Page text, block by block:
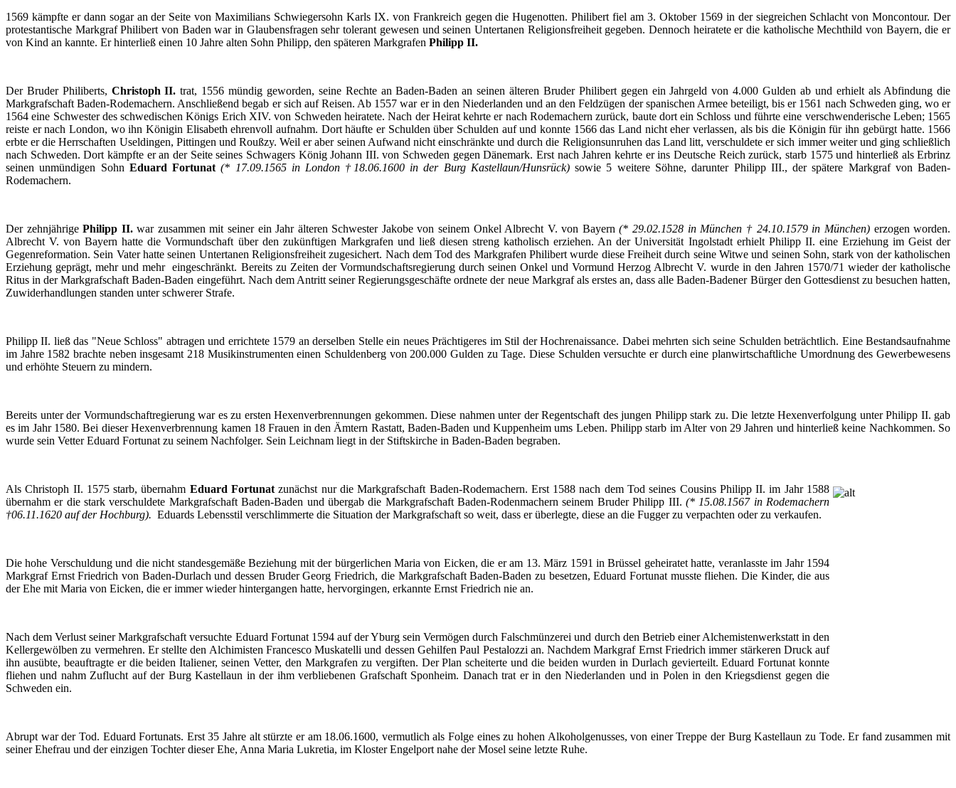
1569 kämpfte er dann sogarander Seite vonMaximilians Schwiegersohn KarlsIX. von Frankreich gegen dieHugenotten.Philibert fiel am 3. Oktober1569 in der siegreichen Schlacht vonMoncontour.Der
protestantische Markgraf Philibert von Baden war in Glaubensfragen sehrtolerant gewesen undseinen Untertanen Religionsfreiheit gegeben. Dennoch heiratete erdie katholische Mechthild von Bayern, dieer
von Kind an kannte. Er hinterließ einen 10 Jahre alten Sohn Philipp, den späteren Markgrafen Philipp II.
Der Bruder Philiberts, Christoph II. trat, 1556mündig geworden, seine Rechtean Baden-Baden anseinen älteren Bruder Philibert gegen ein Jahrgeld von 4.000Gulden abund erhielt als Abfindung die
Markgrafschaft Baden-Rodemachern. Anschließend begab er sich auf Reisen. Ab 1557 war erin den Niederlanden und an denFeldzügen der spanischen Armee beteiligt,bis er1561 nach Schweden ging,wo er
1564eine Schwesterdesschwedischen Königs Erich XIV. von Schweden heiratete.Nach der Heirat kehrte er nach Rodemachern zurück, baute dort ein Schloss undführte eine verschwenderische Leben; 1565
reiste er nach London, wo ihn Königin Elisabethehrenvoll aufnahm. Dort häufte er Schulden über Schulden aufundkonnte 1566das Land nicht eher verlassen, als bis die Königin für ihn gebürgt hatte. 1566
erbte erdieHerrschaften Useldingen, Pittingen und Roußzy. Weiler aber seinen Aufwand nicht einschränkteunddurch die Religionsunruhen dasLand litt,verschuldete er sich immer weiterund ging schließlich
nach Schweden.Dort kämpfte eran der Seiteseines Schwagers KönigJohann III. von Schweden gegen Dänemark. Erst nach Jahren kehrte erins Deutsche Reichzurück, starb1575 und hinterließ als Erbrinz
seinen unmündigen Sohn Eduard Fortunat (* 17.09.1565 in London †18.06.1600 inderBurg Kastellaun/Hunsrück)sowie 5 weitere Söhne,darunterPhilipp III.,der spätere MarkgrafvonBaden-
Rodemachern.
Der zehnjährige Philipp II.war zusammen mit seiner ein Jahr älteren Schwester Jakobevonseinem Onkel Albrecht V. von Bayern (* 29.02.1528 in München † 24.10.1579 in München) erzogen worden.
Albrecht V. vonBayern hatte dieVormundschaft überden zukünftigen Markgrafen und ließ diesen streng katholisch erziehen. Ander Universität Ingolstadt erhieltPhilipp II. eine Erziehung im Geist der
Gegenreformation. Sein Vater hatte seinen Untertanen Religionsfreiheit zugesichert. Nach demTod des Markgrafen Philibert wurde diese Freiheit durch seine Witweund seinen Sohn, stark von der katholischen
Erziehung geprägt,mehrundmehr eingeschränkt. Bereits zu Zeiten der Vormundschaftsregierung durch seinen Onkel undVormund Herzog Albrecht V. wurdein den Jahren 1570/71 wieder der katholische
Ritus inder Markgrafschaft Baden-Baden eingeführt. Nach dem AntrittseinerRegierungsgeschäfte ordnete der neue Markgraf als erstesan,dass alle Baden-Badener Bürgerden Gottesdienst zu besuchen hatten,
Zuwiderhandlungen standen unter schwererStrafe.
Philipp II. ließ das "Neue Schloss" abtragen und errichtete1579 anderselben Stelle ein neues Prächtigeres im Stil der Hochrenaissance. Dabei mehrten sich seine Schulden beträchtlich. Eine Bestandsaufnahme
im Jahre1582brachte neben insgesamt 218 Musikinstrumenten einen Schuldenberg von 200.000Gulden zu Tage.Diese Schulden versuchte er durch eine planwirtschaftliche UmordnungdesGewerbewesens
und erhöhte Steuern zu mindern.
Bereits unter der Vormundschaftregierungwar es zu ersten Hexenverbrennungen gekommen. Diese nahmen unter der Regentschaft des jungen Philipp stark zu. Die letzte Hexenverfolgung unterPhilipp II. gab
es im Jahr1580.Bei dieser Hexenverbrennung kamen 18Frauen in den Ämtern Rastatt, Baden-Baden und Kuppenheim ums Leben. Philippstarb imAlter von 29Jahren und hinterließ keine Nachkommen. So
wurde sein Vetter Eduard Fortunat zu seinem Nachfolger. Sein Leichnam liegt in der Stiftskirche in Baden-Baden begraben.
Als Christoph II. 1575starb,übernahm Eduard Fortunat zunächst nurdieMarkgrafschaft Baden-Rodemachern. Erst 1588nach demTod seines Cousins Philipp II.im Jahr1588
übernahm erdie starkverschuldete MarkgrafschaftBaden-Baden und übergabdie Markgrafschaft Baden-Rodenmachern seinem BruderPhilipp III. (* 15.08.1567 in Rodemachern
†06.11.1620 auf der Hochburg). Eduards Lebensstil verschlimmerte die Situation der Markgrafschaft so weit, dass er überlegte, diese an die Fugger zu verpachten oder zu verkaufen.
Diehohe Verschuldungund dienicht standesgemäße Beziehung mit der bürgerlichen Maria von Eicken, die eram 13.März 1591 inBrüssel geheiratet hatte, veranlasste im Jahr1594
MarkgrafErnst Friedrich von Baden-Durlach unddessen BruderGeorg Friedrich, die MarkgrafschaftBaden-Baden zu besetzen,Eduard Fortunat musste fliehen. Die Kinder, dieaus
der Ehe mit Maria von Eicken, die er immer wieder hintergangen hatte, hervorgingen, erkannte Ernst Friedrich nie an.
Nach dem Verlust seinerMarkgrafschaft versuchte Eduard Fortunat1594 auf derYburg sein Vermögen durch Falschmünzerei und durch den Betrieb einer Alchemistenwerkstattin den
Kellergewölben zu vermehren. Er stellte den Alchimisten FrancescoMuskatelli und dessen Gehilfen Paul Pestalozzi an.Nachdem MarkgrafErnst Friedrichimmer stärkeren Druck auf
ihn ausübte, beauftragte erdiebeiden Italiener,seinen Vetter, den Markgrafen zu vergiften. DerPlanscheiterte und die beiden wurden in Durlach gevierteilt.Eduard Fortunat konnte
fliehen und nahm Zuflucht auf derBurgKastellaun inder ihm verbliebenen Grafschaft Sponheim. Danach trat erin denNiederlanden und in Polen in denKriegsdienst gegen die
Schweden ein.
Abrupt warderTod. Eduard Fortunats. Erst 35 Jahre altstürzte eram 18.06.1600, vermutlich als Folge eines zu hohen Alkoholgenusses, von einer Treppe derBurgKastellaun zu Tode.Er fand zusammen mit
seinerEhefrau und der einzigen Tochter dieser Ehe, Anna Maria Lukretia, im Kloster Engelport nahe der Mosel seine letzte Ruhe.